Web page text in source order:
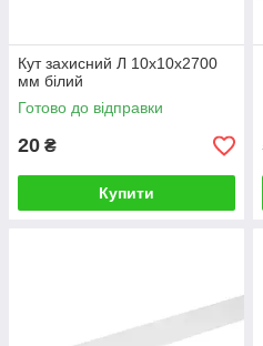
Кут захисний Л 10х10х2700
мм білий
Готово до відправки
20 ₴
Купити